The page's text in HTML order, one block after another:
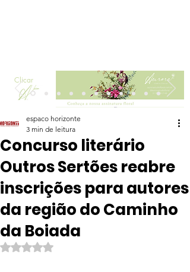
Clicar
Concurso literário
Outros Sertões reabre
inscrições para autores
da região do Caminho
da Boiada
espaco horizonte
3 min de leitura
Avaliado com NaN de 5 estrelas.